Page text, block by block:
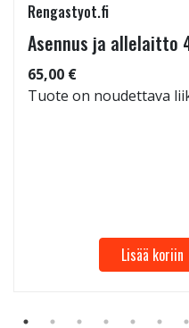
Rengastyot.fi
Asennus ja allelaitto
65,00 €
Tuote on noudettava
Lisää koriin